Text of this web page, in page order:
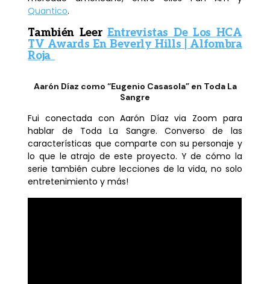
Quantico.
También LeerEntrevistas De Los HCA
TV Awards En Beverly Hills | Alfombra
Roja
Aarón Díaz como “Eugenio Casasola” en Toda La
Sangre
Fui conectada con Aarón Díaz via Zoom para
hablar de Toda La Sangre. Converso de las
características que comparte con su personaje y
lo que le atrajo de este proyecto. Y de cómo la
serie también cubre lecciones de la vida, no solo
entretenimiento y más!